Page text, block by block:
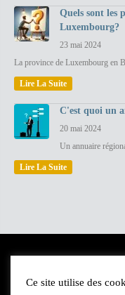
Quels sont les
Luxembourg?
23 mai 2024
La province de Luxembourg en
Lire La Suite
C'est quoi un
20 mai 2024
Un annuaire
Lire La Suite
Ce site utilise des